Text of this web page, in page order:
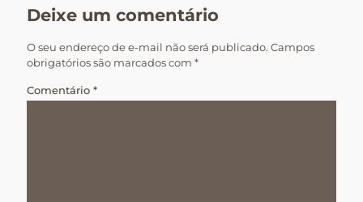
Deixe um comentário
O seu endereço de e-mail não será publicado. Campos
obrigatórios são marcados com *
Comentário *